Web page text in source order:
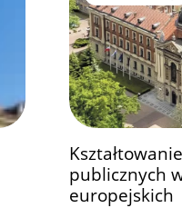
publicznych
europejskich